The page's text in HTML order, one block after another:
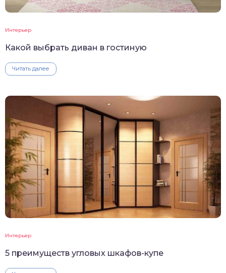
Интерьер
Какой выбрать диван в гостиную
Читать далее
Интерьер
5 преимуществ угловых шкафов-купе